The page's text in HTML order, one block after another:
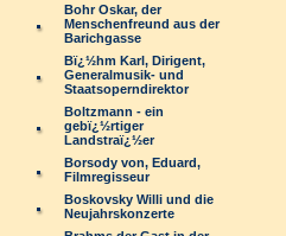
Bohr Oskar, der
Menschenfreund aus der
Barichgasse
Bï¿½hm Karl, Dirigent,
Generalmusik- und
Staatsoperndirektor
Boltzmann - ein
gebï¿½rtiger
Landstraï¿½er
Borsody von, Eduard,
Filmregisseur
Boskovsky Willi und die
Neujahrskonzerte